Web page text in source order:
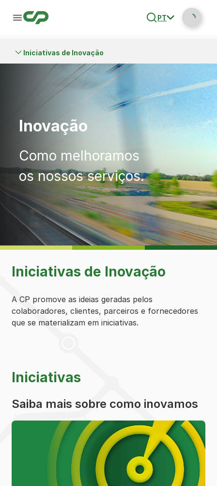
PT
Iniciativas de Inovação
Inovação
Como melhoramos
os nossos serviços.
Iniciativas de Inovação
A CP promove as ideias geradas pelos
colaboradores, clientes, parceiros e fornecedores
que se materializam em iniciativas.
Iniciativas
Saiba mais sobre como inovamos